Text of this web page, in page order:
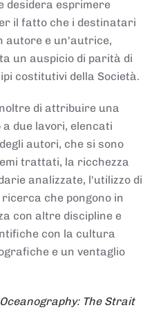
desidera esprimere
il fatto che i destinatari
autore e un'autrice,
un auspicio di parità di
costitutivi della Società.
di attribuire una
due lavori, elencati
autori, che si sono
trattati, la ricchezza
analizzate, l'utilizzo di
che pongono in
con altre discipline e
con la cultura
e un ventaglio
The Strait